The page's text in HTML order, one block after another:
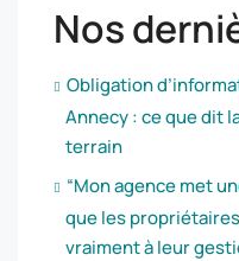
Nos
Obligation
Annecy : ce que dit
terrain
“Mon agence met
que les
vraiment à leur